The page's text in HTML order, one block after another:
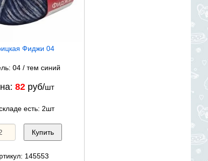
Фиджи 04
04 / тем синий
82 руб/шт
есть: 2шт
Купить
145553